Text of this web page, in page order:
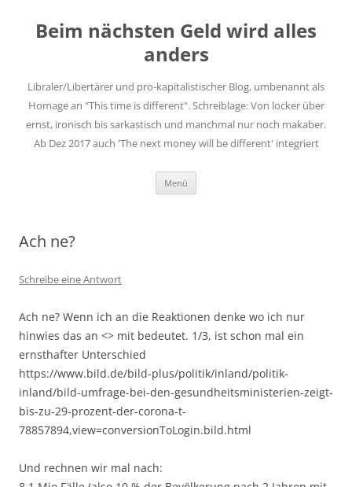
springen
Beim nächsten Geld wird alles
anders
Libraler/Libertärer und pro-kapitalistischer Blog, umbenannt als
Homage an "This time is different". Schreiblage: Von locker über
ernst, ironisch bis sarkastisch und manchmal nur noch makaber.
Ab Dez 2017 auch 'The next money will be different' integriert
Menü
Ach ne?
Schreibe eine Antwort
Ach ne? Wenn ich an die Reaktionen denke wo ich nur
hinwies das an <> mit bedeutet. 1/3, ist schon mal ein
ernsthafter Unterschied
https://www.bild.de/bild-plus/politik/inland/politik-
inland/bild-umfrage-bei-den-gesundheitsministerien-zeigt-
bis-zu-29-prozent-der-corona-t-
78857894,view=conversionToLogin.bild.html
Und rechnen wir mal nach: